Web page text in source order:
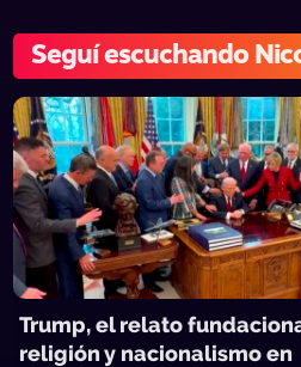
Seguí escuchando
Trump, el relato
religión y nacionalismo en